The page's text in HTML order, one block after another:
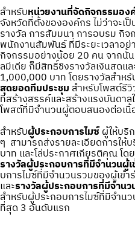
สำหรับหน่วยงานที่จัดกิจกรรมอง
จังหวัดที่ตั้งขององค์กร ไม่ว่าจะเ
รางวัล การสัมมนา การอบรม กิ
พนักงานสัมพันธ์ ที่มีระยะเวลาอ
กิจกรรมอย่างน้อย 20 คน จากนั้
ลมีเดีย ก็มีสิทธิ์ชิงรางวัลเงินสดแ
1,000,000 บาท โดยรางวัลสำห
สุดยอดทีมประชุม สำหรับโพสต์รี
ที่สร้างสรรค์และสร้างแรงบันดาล
โพสต์ที่มีจำนวนผู้ตอบสนองต่อเนื้
สำหรับผู้ประกอบการไมซ์ผู้ให้บริ
ๆ สามารถส่งรายละเอียดการให้
บาท และโล่ประกาศเกียรติคุณ โด
รางวัลผู้ประกอบการที่มีจำนวนผู้
บการไมซ์ที่มีจำนวนรวมของผู้เข้
และรางวัลผู้ประกอบการที่มีจำน
สำหรับผู้ประกอบการไมซ์ที่มีจำน
ที่สุด 3 อันดับแรก